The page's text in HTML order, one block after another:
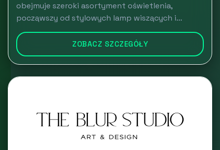
obejmuje szeroki asortyment oświetlenia,
począwszy od stylowych lamp wiszących i...
ZOBACZ SZCZEGÓŁY